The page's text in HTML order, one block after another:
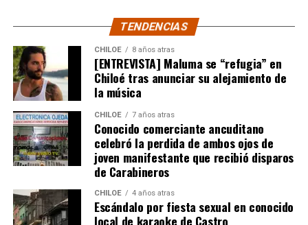
Recordó que, en un caso puntual, un vecino de la
comuna de Castro, que tenía un expediente que cumplía
con todos los antecedentes técnicos, administrativos y
jurídicos, solo le faltaba la inscripción en el Conservador
de Bienes Raíces, pero su tramitación fue rechazada.
El Consejero Francisco Cárcamo insistió que el nuevo
dictamen de Contraloría es una buena noticia para
muchas familias que desde hace un tiempo venían
tramitando la regularización de sus sitios, aunque ahora
también tendrán que responder con algunos requisitos
como por ejemplo tener un periodo de ocupación de la
propiedad por más de 5 años.
TENDENCIAS
CHILOE 8 años atras
[ENTREVISTA] Maluma se “refugia” en
Chiloé tras anunciar su alejamiento de
la música
CHILOE 7 años atras
Conocido comerciante ancuditano
celebró la perdida de ambos ojos de
joven manifestante que recibió disparos
de Carabineros
CHILOE 4 años atras
Escándalo por fiesta sexual en conocido
local de karaoke de Castro